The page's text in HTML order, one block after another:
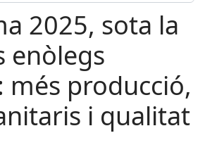
2025, sota la
enòlegs
més producció,
i qualitat